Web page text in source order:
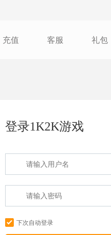
充值 客服 礼包
登录1K2K游戏
下次自动登录